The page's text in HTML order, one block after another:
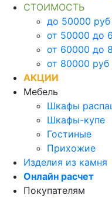
СТОИМОСТЬ
до 50000 руб
от 50000 до
от 60000 до
от 80000 руб
АКЦИИ
Мебель
Шкафы
Шкафы-купе
Гостиные
Прихожие
Изделия из камня
Онлайн расчет
Покупателям